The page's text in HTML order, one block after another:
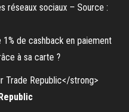
réseaux sociaux – Source :
de cashback en paiement
à sa carte ?